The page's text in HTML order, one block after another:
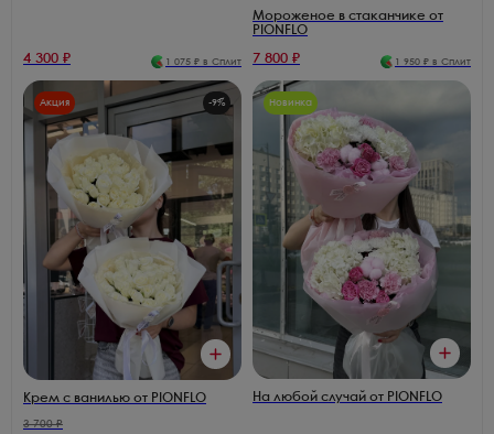
4 300 ₽ 1 075 ₽ в Сплит
Мороженое в стаканчике от
PIONFLO
7 800 ₽ 1 950 ₽ в Сплит
Акция -9%
Крем с ванилью от PIONFLO
3 700₽
Новинка
На любой случай от PIONFLO